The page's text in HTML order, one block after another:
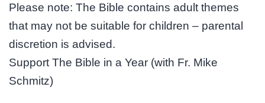
Please note: The Bible contains adult themes
that may not be suitable for children – parental
discretion is advised.
Support The Bible in a Year (with Fr. Mike
Schmitz)